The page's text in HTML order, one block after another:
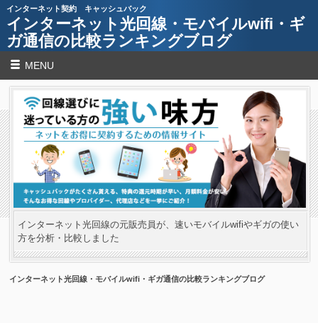
インターネット契約 キャッシュバック
インターネット光回線・モバイルwifi・ギ
ガ通信の比較ランキングブログ
MENU
インターネット光回線の元販売員が、速いモバイルwifiやギガの使い
方を分析・比較しました
インターネット光回線・モバイルwifi・ギガ通信の比較ランキングブログ